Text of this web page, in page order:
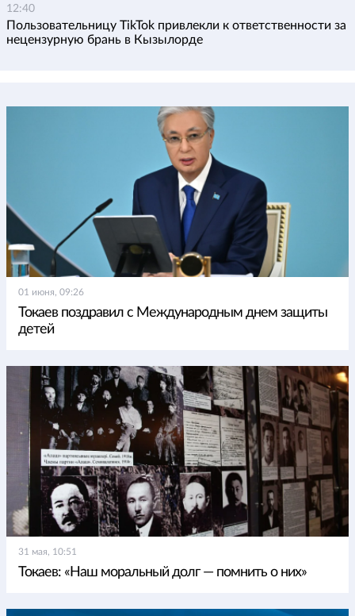
12:40
Пользовательницу TikTok привлекли к ответственности за
нецензурную брань в Кызылорде
01 июня, 09:26
Токаев поздравил с Международным днем защиты
детей
31 мая, 10:51
Токаев: «Наш моральный долг — помнить о них»